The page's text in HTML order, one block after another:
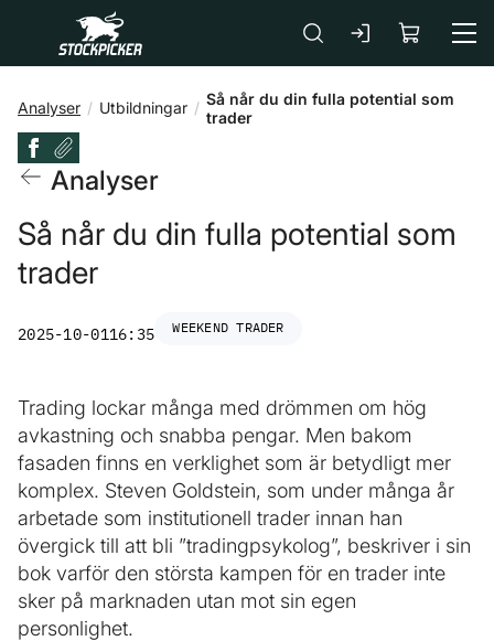
Gå till huvudinnehåll
Analyser Utbildningar
Så når du din fulla potential som
trader
Analyser
Så når du din fulla potential som
trader
2025-10-0116:35 WEEKEND TRADER
Trading lockar många med drömmen om hög
avkastning och snabba pengar. Men bakom
fasaden finns en verklighet som är betydligt mer
komplex. Steven Goldstein, som under många år
arbetade som institutionell trader innan han
övergick till att bli ”tradingpsykolog”, beskriver i sin
bok varför den största kampen för en trader inte
sker på marknaden utan mot sin egen
personlighet.